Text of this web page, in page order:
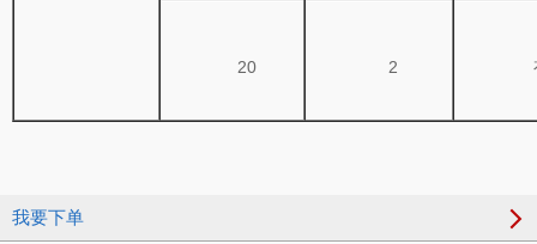
20 2
我要下单